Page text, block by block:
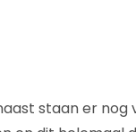
staan er nog